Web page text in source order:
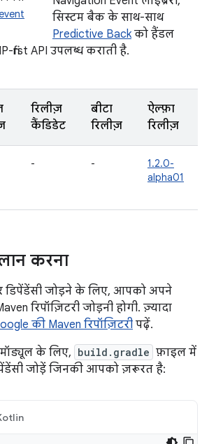
सिस्टम बैक के साथ-साथ
Predictive Backको हैंडल
first API उपलब्ध कराती है.
रिलीज़
कैंडिडेट
बीटा
रिलीज़
ऐल्फ़ा
रिलीज़
- -
1.2.0-
alpha01
करना
डिपेंडेंसी जोड़ने के लिए, आपको अपने
रिपॉज़िटरी जोड़नी होगी. ज़्यादा
की Maven रिपॉज़िटरी पढ़ें.
के लिए, build.gradle फ़ाइल में
जोड़ें जिनकी आपको ज़रूरत है: